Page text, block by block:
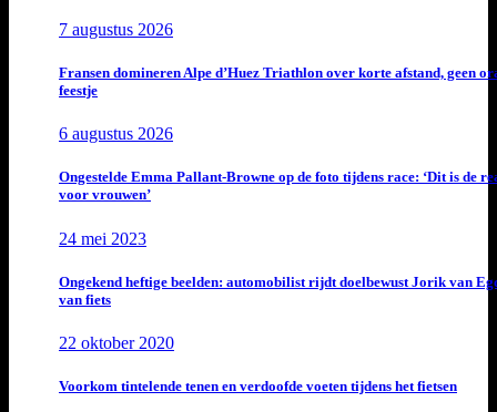
7 augustus 2026
Fransen domineren Alpe d’Huez Triathlon over korte afstand, geen
feestje
6 augustus 2026
Ongestelde Emma Pallant-Browne op de foto tijdens race: ‘Dit is de
voor vrouwen’
24 mei 2023
Ongekend heftige beelden: automobilist rijdt doelbewust Jorik van
van fiets
22 oktober 2020
Voorkom tintelende tenen en verdoofde voeten tijdens het fietsen